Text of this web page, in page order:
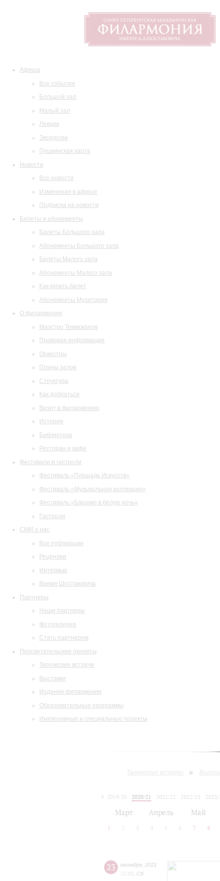
Афиша
Все события
Большой зал
Малый зал
Лекции
Экскурсии
Пушкинская карта
Новости
Все новости
Изменения в афише
Подписка на новости
Билеты и абонементы
Билеты Большого зала
Абонементы Большого зала
Билеты Малого зала
Абонементы Малого зала
Как купить билет
Абонементы Музитория
О филармонии
Маэстро Темирканов
Правовая информация
Оркестры
Планы залов
Структура
Как добраться
Визит в филармонию
История
Библиотека
Ресторан и кафе
Фестивали и гастроли
Фестиваль «Площадь Искусств»
Фестиваль «Музыкальная коллекция»
Фестиваль «Барокко в белую ночь»
Гастроли
СМИ о нас
Все публикации
Рецензии
Интервью
Время Шостаковича
Партнеры
Наши партнеры
Фотогалерея
Стать партнером
Просветительские проекты
Творческие встречи
Выставки
Издания филармонии
Образовательные программы
Инклюзивные и специальные проекты
Творческие встречи
2019/20 2020/21 2021/22 2022/23
Март Апрель Май
1 2 3 4 5 6 7 8
23 октября 2021
15:00 Сб